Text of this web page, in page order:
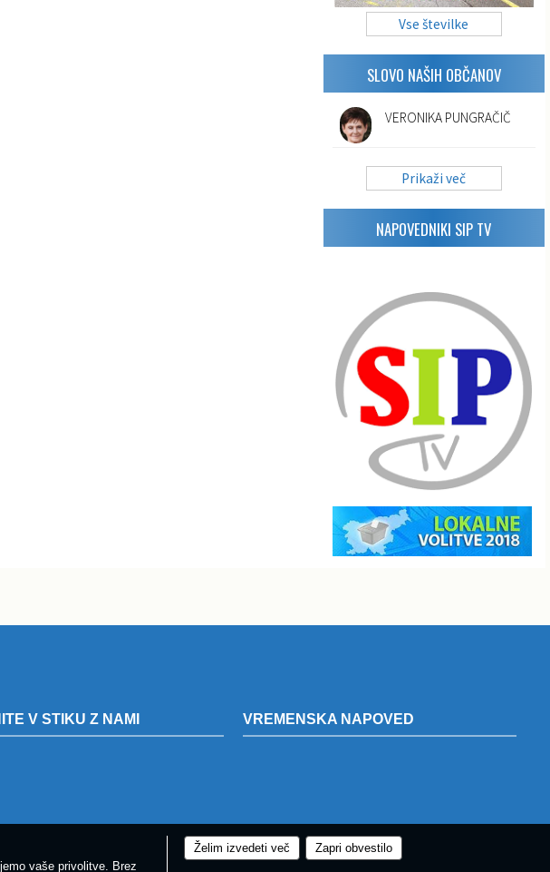
Vse številke
SLOVO NAŠIH OBČANOV
VERONIKA PUNGRAČIČ
Prikaži več
NAPOVEDNIKI SIP TV
V STIKU Z NAMI VREMENSKA NAPOVED
vaše privolitve. Brez
Želim izvedeti več Zapri obvestilo